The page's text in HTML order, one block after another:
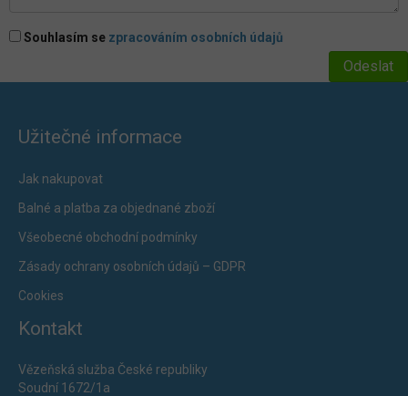
Souhlasím se zpracováním osobních údajů
Užitečné informace
Jak nakupovat
Balné a platba za objednané zboží
Všeobecné obchodní podmínky
Zásady ochrany osobních údajů – GDPR
Cookies
Kontakt
Vězeňská služba České republiky
Soudní 1672/1a